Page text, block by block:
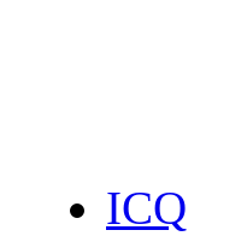
ICQ